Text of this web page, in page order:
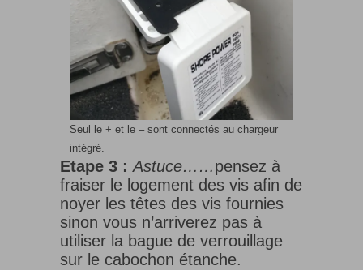
Seul le + et le – sont connectés au chargeur
intégré.
Etape 3 : Astuce……pensez à
fraiser le logement des vis afin de
noyer les têtes des vis fournies
sinon vous n’arriverez pas à
utiliser la bague de verrouillage
sur le cabochon étanche.